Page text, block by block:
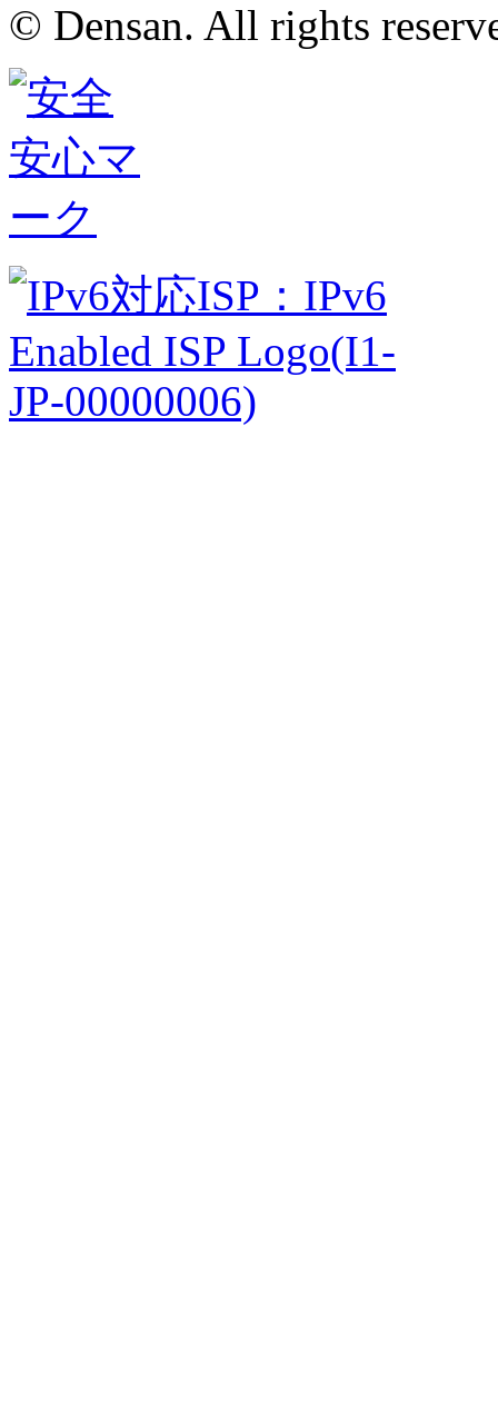
© Densan. All rights